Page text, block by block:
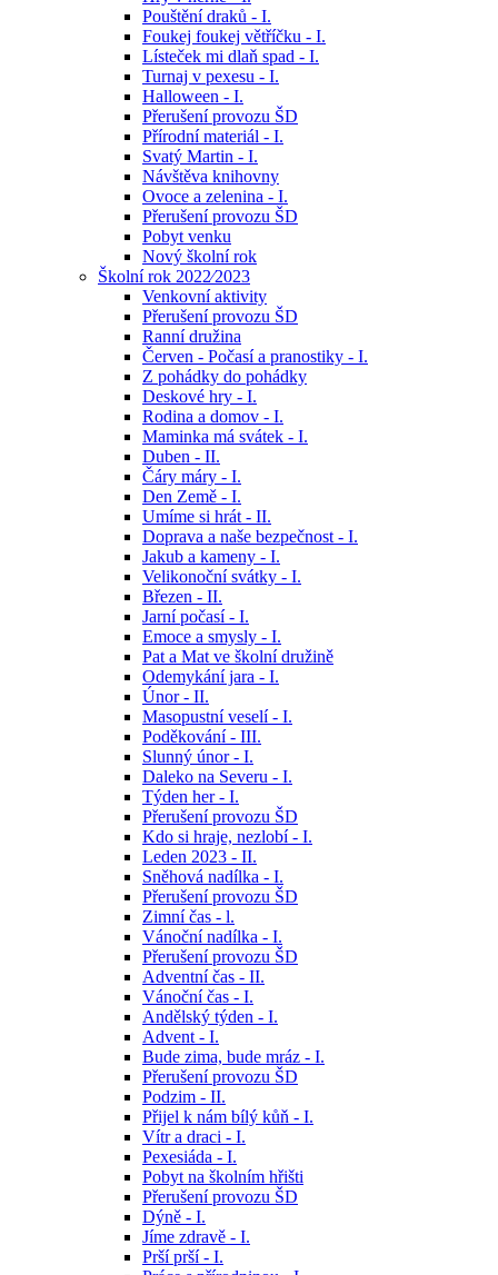
Pouštění draků - I.
Foukej foukej větříčku - I.
Lísteček mi dlaň spad - I.
Turnaj v pexesu - I.
Halloween - I.
Přerušení provozu ŠD
Přírodní materiál - I.
Svatý Martin - I.
Návštěva knihovny
Ovoce a zelenina - I.
Přerušení provozu ŠD
Pobyt venku
Nový školní rok
Školní rok 2022⁄2023
Venkovní aktivity
Přerušení provozu ŠD
Ranní družina
Červen - Počasí a pranostiky - I.
Z pohádky do pohádky
Deskové hry - I.
Rodina a domov - I.
Maminka má svátek - I.
Duben - II.
Čáry máry - I.
Den Země - I.
Umíme si hrát - II.
Doprava a naše bezpečnost - I.
Jakub a kameny - I.
Velikonoční svátky - I.
Březen - II.
Jarní počasí - I.
Emoce a smysly - I.
Pat a Mat ve školní družině
Odemykání jara - I.
Únor - II.
Masopustní veselí - I.
Poděkování - III.
Slunný únor - I.
Daleko na Severu - I.
Týden her - I.
Přerušení provozu ŠD
Kdo si hraje, nezlobí - I.
Leden 2023 - II.
Sněhová nadílka - I.
Přerušení provozu ŠD
Zimní čas - l.
Vánoční nadílka - I.
Přerušení provozu ŠD
Adventní čas - II.
Vánoční čas - I.
Andělský týden - I.
Advent - I.
Bude zima, bude mráz - I.
Přerušení provozu ŠD
Podzim - II.
Přijel k nám bílý kůň - I.
Vítr a draci - I.
Pexesiáda - I.
Pobyt na školním hřišti
Přerušení provozu ŠD
Dýně - I.
Jíme zdravě - I.
Prší prší - I.